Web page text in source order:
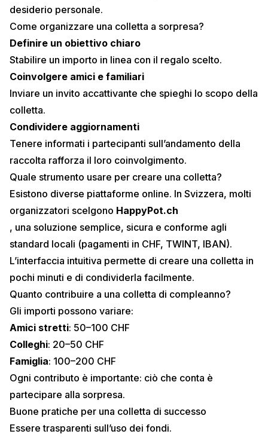
desiderio personale.
Come organizzare una colletta a sorpresa?
Definire un obiettivo chiaro
Stabilire un importo in linea con il regalo scelto.
Coinvolgere amici e familiari
Inviare un invito accattivante che spieghi lo scopo della
colletta.
Condividere aggiornamenti
Tenere informati i partecipanti sull’andamento della
raccolta rafforza il loro coinvolgimento.
Quale strumento usare per creare una colletta?
Esistono diverse piattaforme online. In Svizzera, molti
organizzatori scelgono HappyPot.ch
, una soluzione semplice, sicura e conforme agli
standard locali (pagamenti in CHF, TWINT, IBAN).
L’interfaccia intuitiva permette di creare una colletta in
pochi minuti e di condividerla facilmente.
Quanto contribuire a una colletta di compleanno?
Gli importi possono variare:
Amici stretti: 50–100 CHF
Colleghi: 20–50 CHF
Famiglia: 100–200 CHF
Ogni contributo è importante: ciò che conta è
partecipare alla sorpresa.
Buone pratiche per una colletta di successo
Essere trasparenti sull’uso dei fondi.